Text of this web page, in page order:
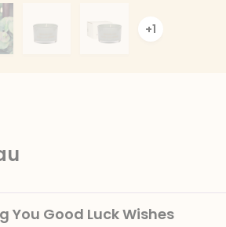
+1
You Good Luck Wishes